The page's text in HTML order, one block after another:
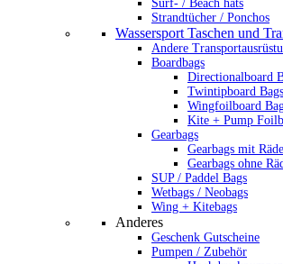
Surf- / Beach hats
Strandtücher / Ponchos
Wassersport Taschen und
Andere
Boardbags
Directionalboard
Twintipboard Bags
Wingfoilboard
Kite + Pump
Gearbags
Gearbags mit
Gearbags ohne
SUP / Paddel Bags
Wetbags / Neobags
Wing + Kitebags
Anderes
Geschenk Gutscheine
Pumpen / Zubehör